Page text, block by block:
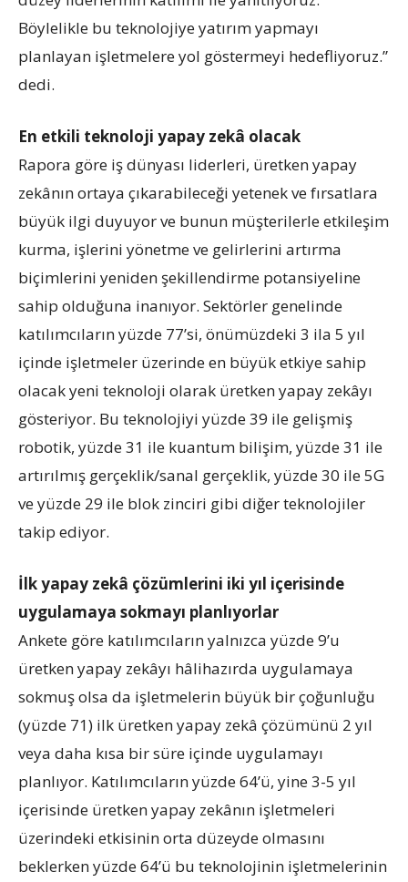
Böylelikle bu teknolojiye yatırım yapmayı
planlayan işletmelere yol göstermeyi hedefliyoruz.”
dedi.
En etkili teknoloji yapay zekâ olacak
Rapora göre iş dünyası liderleri, üretken yapay
zekânın ortaya çıkarabileceği yetenek ve fırsatlara
büyük ilgi duyuyor ve bunun müşterilerle etkileşim
kurma, işlerini yönetme ve gelirlerini artırma
biçimlerini yeniden şekillendirme potansiyeline
sahip olduğuna inanıyor. Sektörler genelinde
katılımcıların yüzde 77’si, önümüzdeki 3 ila 5 yıl
içinde işletmeler üzerinde en büyük etkiye sahip
olacak yeni teknoloji olarak üretken yapay zekâyı
gösteriyor. Bu teknolojiyi yüzde 39 ile gelişmiş
robotik, yüzde 31 ile kuantum bilişim, yüzde 31 ile
artırılmış gerçeklik/sanal gerçeklik, yüzde 30 ile 5G
ve yüzde 29 ile blok zinciri gibi diğer teknolojiler
takip ediyor.
İlk yapay zekâ çözümlerini iki yıl içerisinde
uygulamaya sokmayı planlıyorlar
Ankete göre katılımcıların yalnızca yüzde 9’u
üretken yapay zekâyı hâlihazırda uygulamaya
sokmuş olsa da işletmelerin büyük bir çoğunluğu
(yüzde 71) ilk üretken yapay zekâ çözümünü 2 yıl
veya daha kısa bir süre içinde uygulamayı
planlıyor. Katılımcıların yüzde 64’ü, yine 3-5 yıl
içerisinde üretken yapay zekânın işletmeleri
üzerindeki etkisinin orta düzeyde olmasını
beklerken yüzde 64’ü bu teknolojinin işletmelerinin